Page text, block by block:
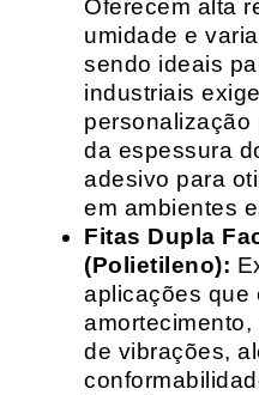
Oferecem alta
umidade e
sendo ideais
industriais
personalização
da espessura
adesivo para
em ambientes
Fitas Dupla
(Polietileno):
aplicações que
de vibrações,